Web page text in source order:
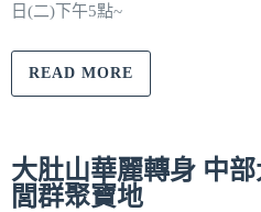
日(二)下午5點~
READ MORE
大肚山華麗轉身 中
閭群聚寶地